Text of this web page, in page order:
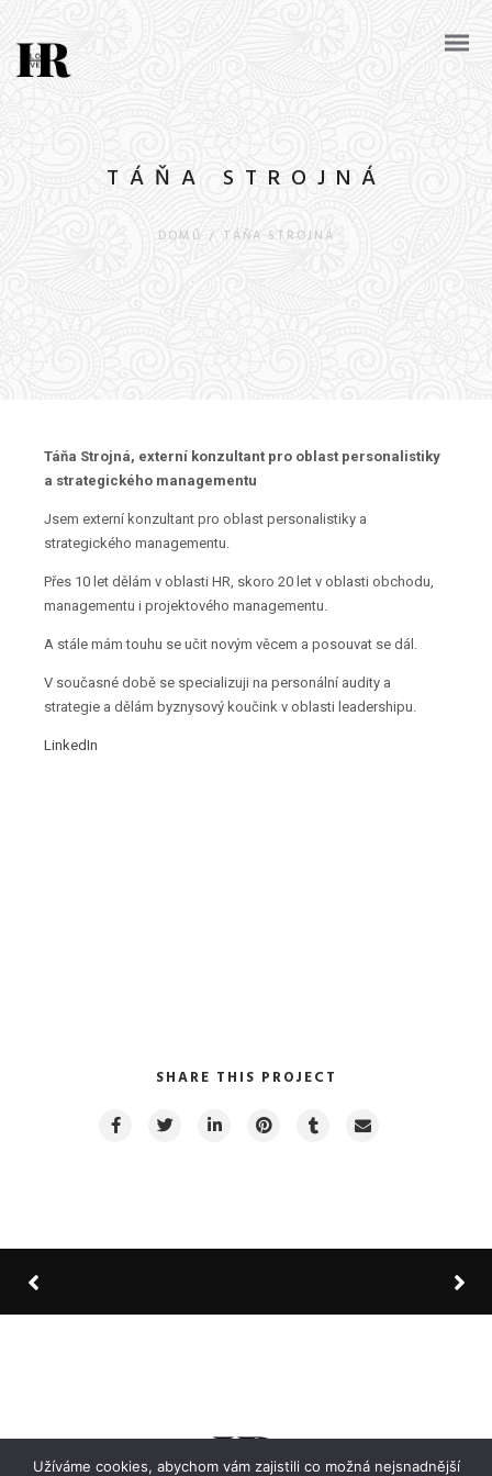
TÁŇA STROJNÁ
DOMŮ/ TÁŇA STROJNÁ
Táňa Strojná, externí konzultant pro oblast personalistiky
a strategického managementu
Jsem externí konzultant pro oblast personalistiky a
strategického managementu.
Přes 10 let dělám v oblasti HR, skoro 20 let v oblasti obchodu,
managementu i projektového managementu.
A stále mám touhu se učit novým věcem a posouvat se dál.
V současné době se specializuji na personální audity a
strategie a dělám byznysový koučink v oblasti leadershipu.
LinkedIn
SHARE THIS PROJECT
Užíváme cookies, abychom vám zajistili co možná nejsnadnější